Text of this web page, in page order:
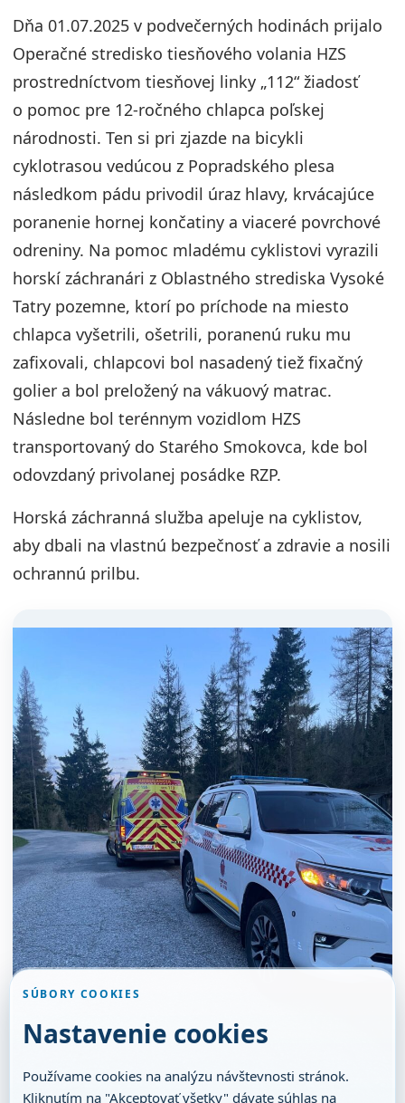
Dňa 01.07.2025 v podvečerných hodinách prijalo
Operačné stredisko tiesňového volania HZS
prostredníctvom tiesňovej linky „112“ žiadosť
o pomoc pre 12-ročného chlapca poľskej
národnosti. Ten si pri zjazde na bicykli
cyklotrasou vedúcou z Popradského plesa
následkom pádu privodil úraz hlavy, krvácajúce
poranenie hornej končatiny a viaceré povrchové
odreniny. Na pomoc mladému cyklistovi vyrazili
horskí záchranári z Oblastného strediska Vysoké
Tatry pozemne, ktorí po príchode na miesto
chlapca vyšetrili, ošetrili, poranenú ruku mu
zafixovali, chlapcovi bol nasadený tiež fixačný
golier a bol preložený na vákuový matrac.
Následne bol terénnym vozidlom HZS
transportovaný do Starého Smokovca, kde bol
odovzdaný privolanej posádke RZP.
Horská záchranná služba apeluje na cyklistov,
aby dbali na vlastnú bezpečnosť a zdravie a nosili
ochrannú prilbu.
SÚBORY COOKIES
Nastavenie cookies
Používame cookies na analýzu návštevnosti stránok.
Kliknutím na "Akceptovať všetky" dávate súhlas na